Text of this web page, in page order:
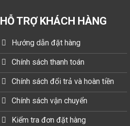
HỖ TRỢ KHÁCH HÀNG
Hướng dẫn đặt hàng
Chính sách thanh toán
Chính sách đổi trả và hoàn tiền
Chính sách vận chuyển
Kiểm tra đơn đặt hàng